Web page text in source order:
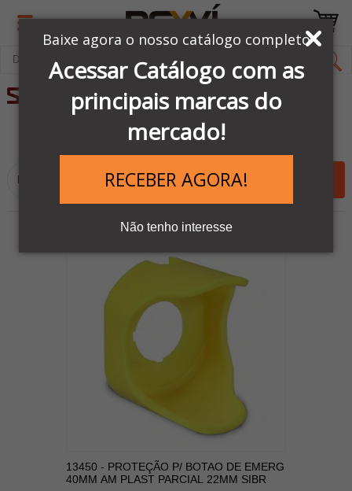
Baixe agora o nosso catálogo completo
Acessar Catálogo com as
principais marcas do
mercado!
RECEBER AGORA!
Não tenho interesse
245
Ordenar por:
13450 - PROTEÇÃO P/ BOTAO DE EMERG
40MM AM PLAST PARCIAL 22MM SIBR